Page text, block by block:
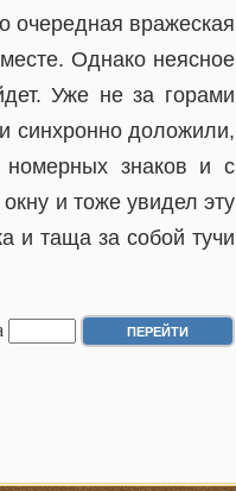
очередная вражеская
Однако неясное
Уже не за горами
синхронно доложили,
номерных знаков и с
и тоже увидел эту
и таща за собой тучи